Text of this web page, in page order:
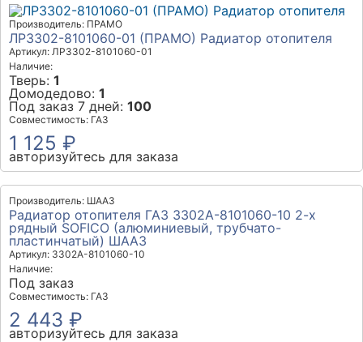
Производитель: ПРАМО
ЛР3302-8101060-01 (ПРАМО) Радиатор отопителя
Артикул: ЛР3302-8101060-01
Наличие:
Тверь: 1
Домодедово: 1
Под заказ 7 дней: 100
Совместимость: ГАЗ
1 125 ₽
авторизуйтесь для заказа
Производитель: ШААЗ
Радиатор отопителя ГАЗ 3302А-8101060-10 2-х
рядный SOFICO (алюминиевый, трубчато-
пластинчатый) ШААЗ
Артикул: 3302А-8101060-10
Наличие:
Под заказ
Совместимость: ГАЗ
2 443 ₽
авторизуйтесь для заказа